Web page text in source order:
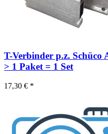
T-Verbinder p.z. Schüco
> 1 Paket = 1 Set
17,30 € *